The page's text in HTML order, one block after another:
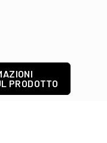
PRODOTTO